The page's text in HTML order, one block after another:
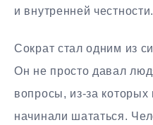
и внутренней честности.
Сократ стал одним из
Он не просто давал
вопросы, из-за
начинали шататься.